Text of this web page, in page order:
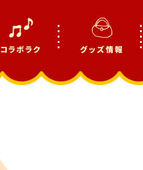
コラボラク グッズ情報